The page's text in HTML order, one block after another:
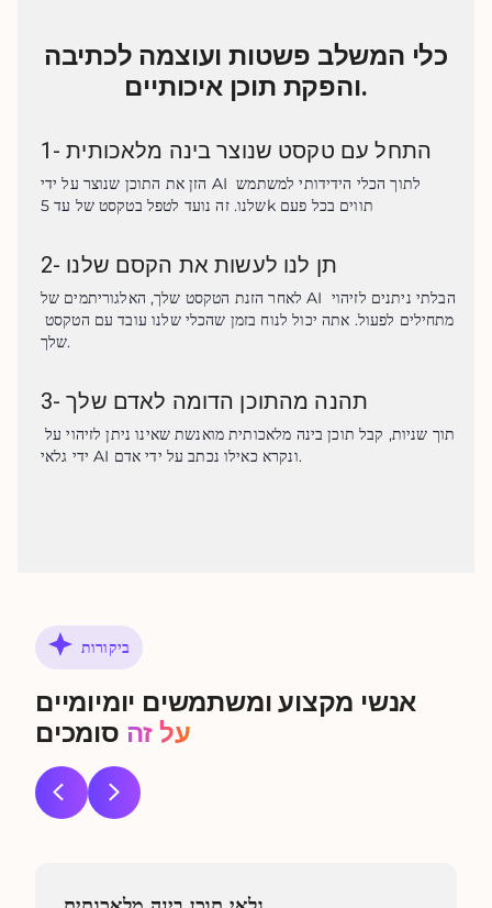
כלי המשלב פשטות ועוצמה לכתיבה
והפקת תוכן איכותיים.
1 -התחל עם טקסט שנוצר בינה מלאכותית
הזן את התוכן שנוצר על ידי AI לתוך הכלי הידידותי למשתמש
שלנו. זה נועד לטפל בטקסט של עד 5k תווים בכל פעם
2- תן לנו לעשות את הקסם שלנו
לאחר הזנת הטקסט שלך, האלגוריתמים של AI הבלתי ניתנים לזיהוי
שלך.
3-תהנה מהתוכן הדומה לאדם שלך
ידי גלאי AI ונקרא כאילו נכתב על ידי אדם.
ביקורות
אנשי מקצוע ומשתמשים יומיומיים
סומכים על זה